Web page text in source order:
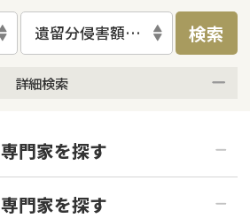
遺留分侵害額請求 検索
詳細検索
土日祝の相談可能
専門家を探す
専門家を探す